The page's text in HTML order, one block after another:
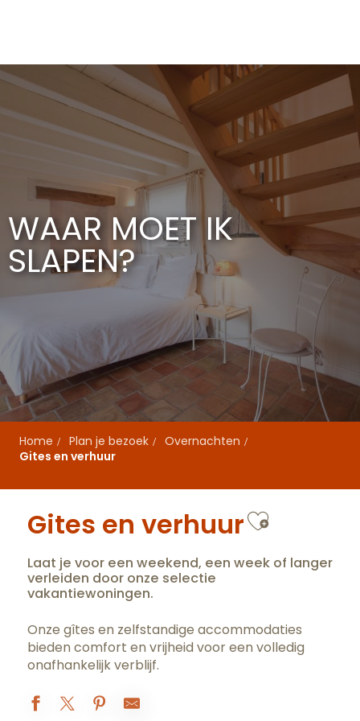
WAAR MOET IK
SLAPEN?
Home Plan je bezoek
Overnachten
Gites en verhuur
Gites en verhuurAjouter
Laat je voor een weekend, een week of langer
verleiden door onze selectie
vakantiewoningen.
Onze gîtes en zelfstandige accommodaties
bieden comfort en vrijheid voor een volledig
onafhankelijk verblijf.